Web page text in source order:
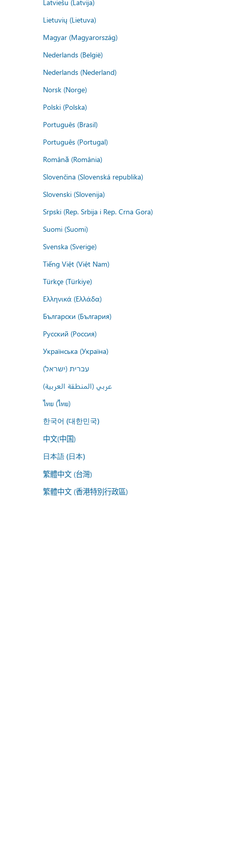
Latviešu (Latvija)
Lietuvių (Lietuva)
Magyar (Magyarország)
Nederlands (België)
Nederlands (Nederland)
Norsk (Norge)
Polski (Polska)
Português (Brasil)
Português (Portugal)
Română (România)
Slovenčina (Slovenská republika)
Slovenski (Slovenija)
Srpski (Rep. Srbija i Rep. Crna Gora)
Suomi (Suomi)
Svenska (Sverige)
Tiếng Việt (Việt Nam)
Türkçe (Türkiye)
Ελληνικά (Ελλάδα)
Български (България)
Русский (Россия)
Українська (Україна)
עברית (ישראל)
عربي (المنطقة العربية)
ไทย (ไทย)
한국어 (대한민국)
中文(中国)
日本語 (日本)
繁體中文 (台灣)
繁體中文 (香港特別行政區)